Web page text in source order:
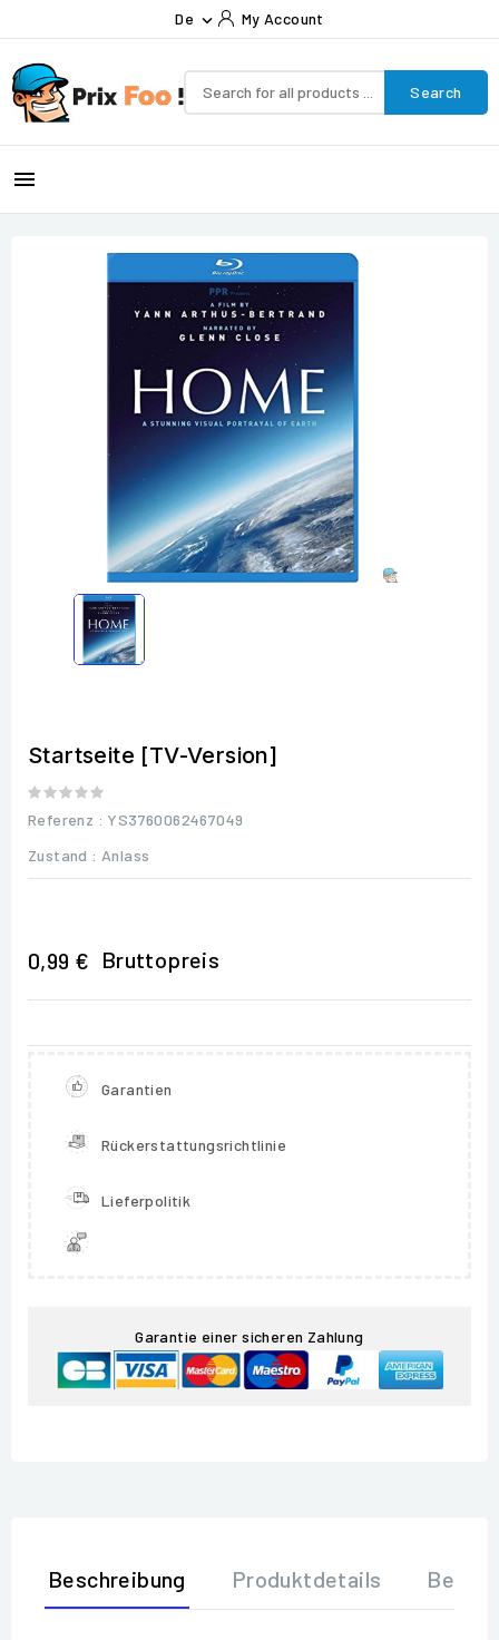
De  My Account
Search

Startseite [TV-Version]
Referenz : YS3760062467049
Zustand : Anlass
0,99 € Bruttopreis
Garantien
Rückerstattungsrichtlinie
Lieferpolitik
Garantie einer sicheren Zahlung
Beschreibung Produktdetails